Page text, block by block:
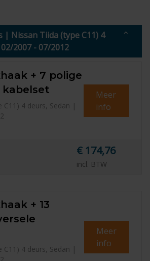
| Nissan Tiida (type C11) 4
2007 - 07/2012
+ 7 polige
kabelset
C11) 4 deurs, Sedan |
Meer
info
€ 174,76
incl. BTW
+ 13
C11) 4 deurs, Sedan |
Meer
info